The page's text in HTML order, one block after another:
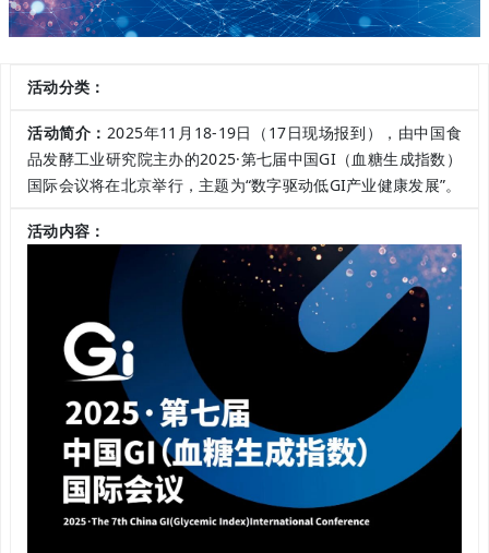
活动分类：
活动简介：2025年11月18-19日（17日现场报到），由中国食
品发酵工业研究院主办的2025·第七届中国GI（血糖生成指数）
国际会议将在北京举行，主题为“数字驱动低GI产业健康发展”。
活动内容：